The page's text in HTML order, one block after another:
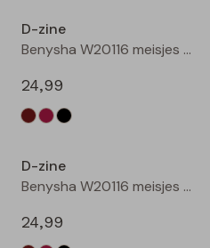
D-zine
Benysha W20116 meisjes bermuda Bruin donker
24,99
D-zine
Benysha W20116 meisjes bermuda Zwart
24,99